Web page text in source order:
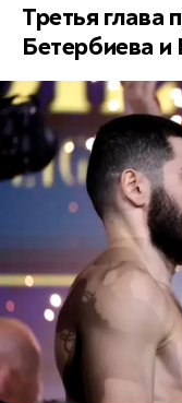
Третья глава
Бетербиева и